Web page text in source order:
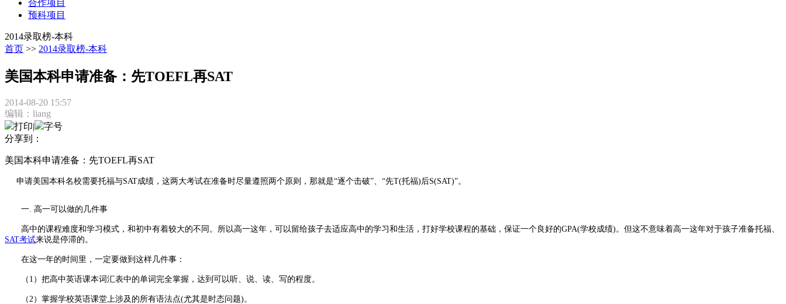
合作项目
预科项目
2014录取榜-本科
首页 >> 2014录取榜-本科
美国本科申请准备：先TOEFL再SAT
2014-08-20 15:57
编辑：liang
打印|
字号
分享到：
美国本科申请准备：先TOEFL再SAT
申请美国本科名校需要托福与SAT成绩，这两大考试在准备时尽量遵照两个原则，那就是“逐个击破”、“先T(托福)后S(SAT)”。
一. 高一可以做的几件事
高中的课程难度和学习模式，和初中有着较大的不同。所以高一这年，可以留给孩子去适应高中的学习和生活，打好学校课程的基础，保证一个良好的GPA(学校成绩)。但这不意味着高一这年对于孩子准备托福、
SAT考试来说是停滞的。
在这一年的时间里，一定要做到这样几件事：
（1）把高中英语课本词汇表中的单词完全掌握，达到可以听、说、读、写的程度。
（2）掌握学校英语课堂上涉及的所有语法点(尤其是时态问题)。